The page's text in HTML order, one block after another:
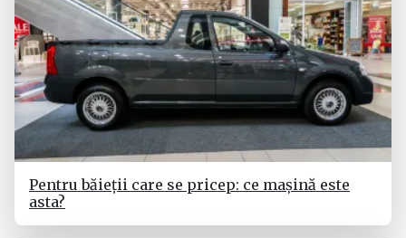
Pentru băieții care se pricep: ce mașină este
asta?